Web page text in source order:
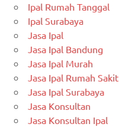
Ipal Rumah Tanggal
Ipal Surabaya
Jasa Ipal
Jasa Ipal Bandung
Jasa Ipal Murah
Jasa Ipal Rumah Sakit
Jasa Ipal Surabaya
Jasa Konsultan
Jasa Konsultan Ipal